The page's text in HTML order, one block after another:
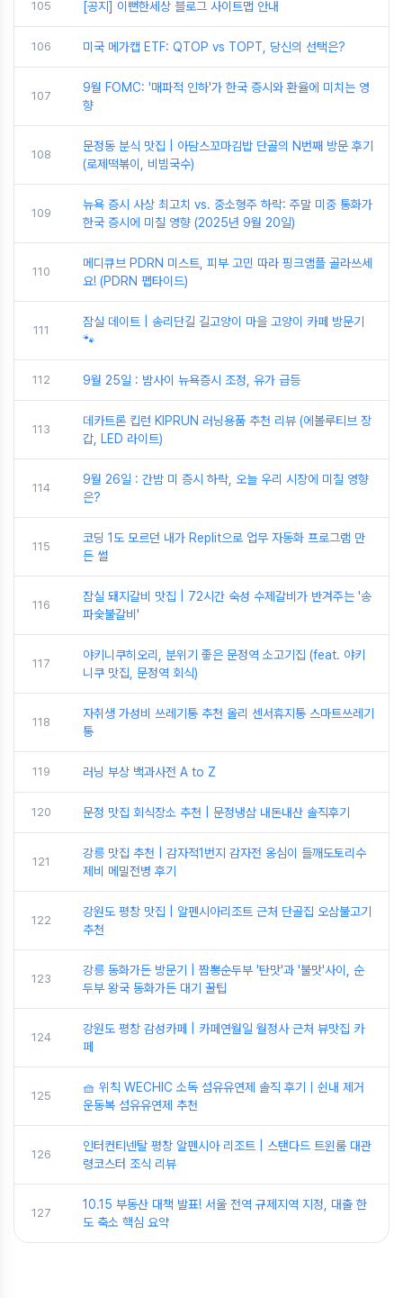
105 [공지] 이뻔한세상 블로그 사이트맵 안내
106 미국 메가캡 ETF: QTOP vs TOPT, 당신의 선택은?
107
9월 FOMC: '매파적 인하'가 한국 증시와 환율에 미치는 영
향
108
문정동 분식 맛집 | 아담스꼬마김밥 단골의 N번째 방문 후기
(로제떡볶이, 비빔국수)
109
뉴욕 증시 사상 최고치 vs. 중소형주 하락: 주말 미중 통화가
한국 증시에 미칠 영향 (2025년 9월 20일)
110
메디큐브 PDRN 미스트, 피부 고민 따라 핑크앰플 골라쓰세
요! (PDRN 펩타이드)
111
잠실 데이트 | 송리단길 길고양이 마을 고양이 카페 방문기
🐾
112 9월 25일 : 밤사이 뉴욕증시 조정, 유가 급등
113
데카트론 킵런 KIPRUN 러닝용품 추천 리뷰 (에볼루티브 장
갑, LED 라이트)
114
9월 26일 : 간밤 미 증시 하락, 오늘 우리 시장에 미칠 영향
은?
115
코딩 1도 모르던 내가 Replit으로 업무 자동화 프로그램 만
든 썰
116
잠실 돼지갈비 맛집 | 72시간 숙성 수제갈비가 반겨주는 '송
파숯불갈비'
117
야키니쿠히오리, 분위기 좋은 문정역 소고기집 (feat. 야키
니쿠 맛집, 문정역 회식)
118
자취생 가성비 쓰레기통 추천 올리 센서휴지통 스마트쓰레기
통
119 러닝 부상 백과사전 A to Z
120 문정 맛집 회식장소 추천 | 문정냉삼 내돈내산 솔직후기
121
강릉 맛집 추천 | 감자적1번지 감자전 옹심이 들깨도토리수
제비 메밀전병 후기
122
강원도 평창 맛집 | 알펜시아리조트 근처 단골집 오삼불고기
추천
123
강릉 동화가든 방문기 | 짬뽕순두부 '탄맛'과 '불맛'사이, 순
두부 왕국 동화가든 대기 꿀팁
124
강원도 평창 감성카페 | 카페연월일 월정사 근처 뷰맛집 카
페
125
🧺 위칙 WECHIC 소독 섬유유연제 솔직 후기｜쉰내 제거
운동복 섬유유연제 추천
126
인터컨티넨탈 평창 알펜시아 리조트 | 스탠다드 트윈룸 대관
령코스터 조식 리뷰
127
10.15 부동산 대책 발표! 서울 전역 규제지역 지정, 대출 한
도 축소 핵심 요약